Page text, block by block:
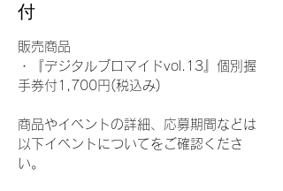
付
販売商品
・『デジタルブロマイドvol.13』個別握
手券付1,700円(税込み)
商品やイベントの詳細、応募期間などは
以下イベントについてをご確認くださ
い。